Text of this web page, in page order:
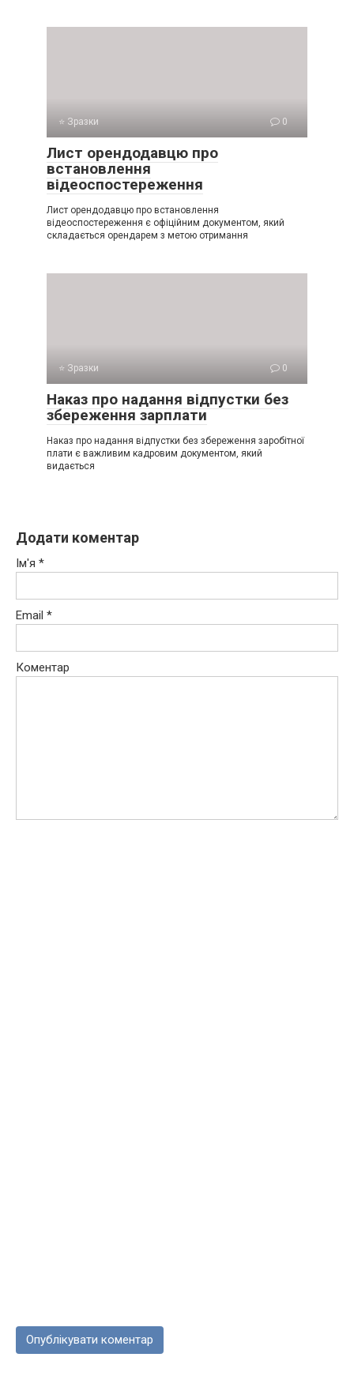
⭐ Зразки 0
Лист орендодавцю про
встановлення
відеоспостереження
Лист орендодавцю про встановлення
відеоспостереження є офіційним документом, який
складається орендарем з метою отримання
⭐ Зразки 0
Наказ про надання відпустки без
збереження зарплати
Наказ про надання відпустки без збереження заробітної
плати є важливим кадровим документом, який
видається
Додати коментар
Ім'я *
Email *
Коментар